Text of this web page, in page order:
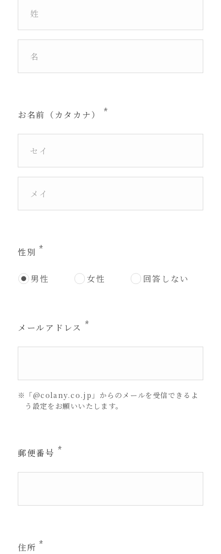
お名前（カタカナ）
性別
男性 女性 回答しない
メールアドレス
※「@colany.co.jp」からのメールを受信できるよ
う設定をお願いいたします。
郵便番号
住所